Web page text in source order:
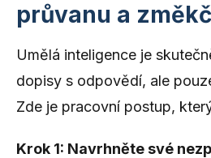
průvanu a
Umělá inteligence je
dopisy s odpovědí, ale
Zde je pracovní postup,
Krok 1: Navrhněte své